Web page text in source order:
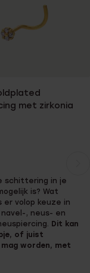
met zirkonia
schittering in je
is? Wat
er volop keuze in
, neus- en
Dit kan
of juist
worden, met